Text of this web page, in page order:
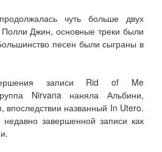
чуть больше двух
Джин, основные треки были
песен были сыграны в
записи Rid of Me
Nirvana наняла Альбини,
впоследствии названный In Utero.
завершенной записи как